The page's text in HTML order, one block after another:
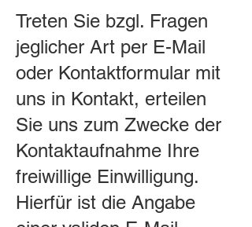
Treten Sie bzgl. Fragen
jeglicher Art per E-Mail
oder Kontaktformular mit
uns in Kontakt, erteilen
Sie uns zum Zwecke der
Kontaktaufnahme Ihre
freiwillige Einwilligung.
Hierfür ist die Angabe